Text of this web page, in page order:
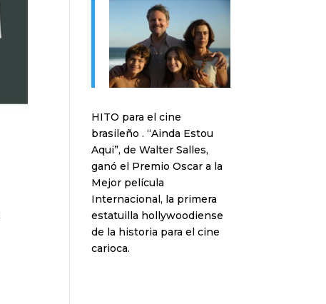
HITO para el cine
brasileño . “Ainda Estou
Aqui”, de Walter Salles,
ganó el Premio Oscar a la
Mejor película
Internacional, la primera
estatuilla hollywoodiense
de la historia para el cine
carioca.